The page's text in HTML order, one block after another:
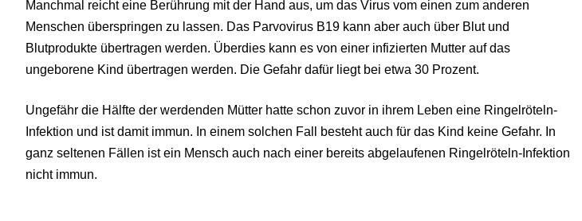
Manchmal reicht eine Berührung mit der Hand aus, um das Virus vom einen zum anderen
Menschen überspringen zu lassen. Das Parvovirus B19 kann aber auch über Blut und
Blutprodukte übertragen werden. Überdies kann es von einer infizierten Mutter auf das
ungeborene Kind übertragen werden. Die Gefahr dafür liegt bei etwa 30 Prozent.
Ungefähr die Hälfte der werdenden Mütter hatte schon zuvor in ihrem Leben eine Ringelröteln-
Infektion und ist damit immun. In einem solchen Fall besteht auch für das Kind keine Gefahr. In
ganz seltenen Fällen ist ein Mensch auch nach einer bereits abgelaufenen Ringelröteln-Infektion
nicht immun.